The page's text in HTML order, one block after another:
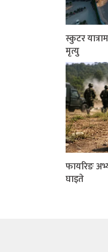
स्कुटर
मृत्यु
फायरिङ
घाइते